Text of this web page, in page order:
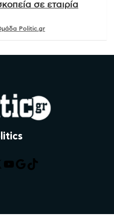
σε εταιρία
Politic.gr
YouTube
Google
TikTok